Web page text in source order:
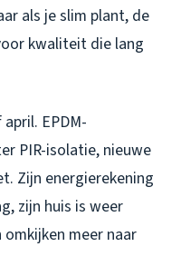
als je slim plant, de
kwaliteit die lang
EPDM-
PIR-isolatie, nieuwe
Zijn energierekening
zijn huis is weer
meer naar